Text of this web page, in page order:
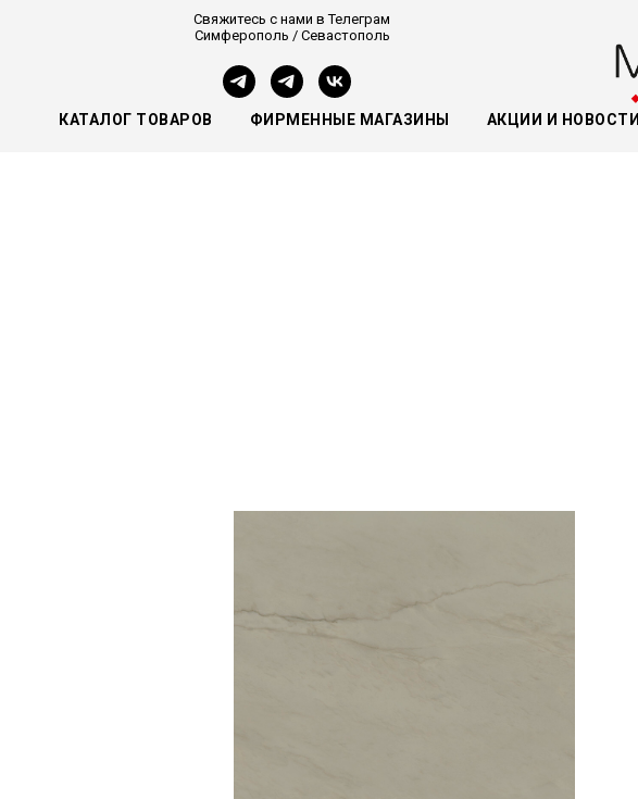
Свяжитесь с нами в Телеграм
Симферополь / Севастополь
КАТАЛОГ ТОВАРОВ ФИРМЕННЫЕ МАГАЗИНЫ АКЦИИ И НОВОСТИ